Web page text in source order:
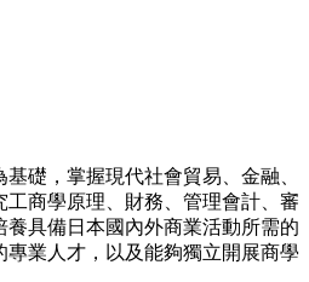
礎，掌握現代社會貿易、金融、
商學原理、財務、管理會計、審
具備日本國內外商業活動所需的
業人才，以及能夠獨立開展商學